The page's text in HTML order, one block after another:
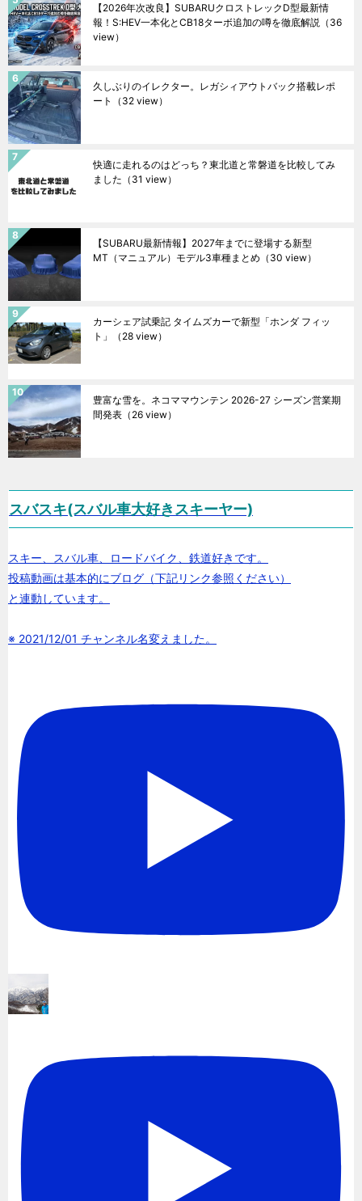
【2026年次改良】SUBARUクロストレックD型最新情
報！S:HEV一本化とCB18ターボ追加の噂を徹底解説 （36
view）
久しぶりのイレクター。レガシィアウトバック搭載レポ
ート
（32 view）
快適に走れるのはどっち？東北道と常磐道を比較してみ
ました （31 view）
【SUBARU最新情報】2027年までに登場する新型
MT（マニュアル）モデル3車種まとめ （30 view）
カーシェア試乗記 タイムズカーで新型「ホンダ フィッ
ト」
（28 view）
豊富な雪を。ネコママウンテン 2026-27 シーズン営業期
間発表 （26 view）
スバスキ(スバル車大好きスキーヤー)
スキー、スバル車、ロードバイク、鉄道好きです。
投稿動画は基本的にブログ（下記リンク参照ください）
と連動しています。
※ 2021/12/01 チャンネル名変えました。